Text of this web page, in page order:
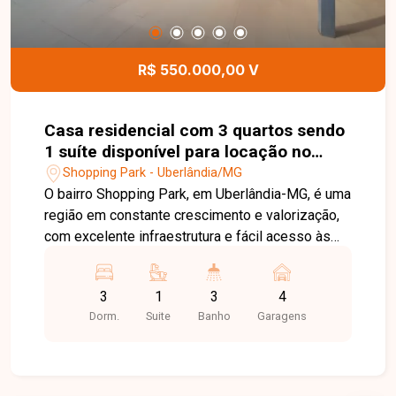
R$ 550.000,00 V
Casa residencial com 3 quartos sendo
1 suíte disponível para locação no
bairro Shopping Park em Uberlândia-
MG
Shopping Park - Uberlândia/MG
O bairro Shopping Park, em Uberlândia-MG, é uma
região em constante crescimento e valorização,
com excelente infraestrutura e fácil acesso às
supermercados, escolas, farmácias, comércios e
diversos serviços, oferece praticidade, conforto
e qualidade de vida para toda a família. Casa com
3
Dorm.
1
Suite
3
Banho
4
Garagens